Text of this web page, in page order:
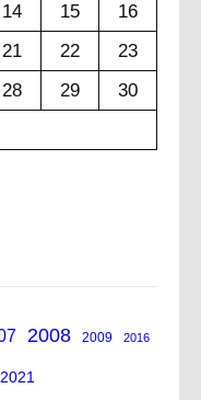
14 15
16
21 22
23
28 29
30
2008 2009 2016
2021